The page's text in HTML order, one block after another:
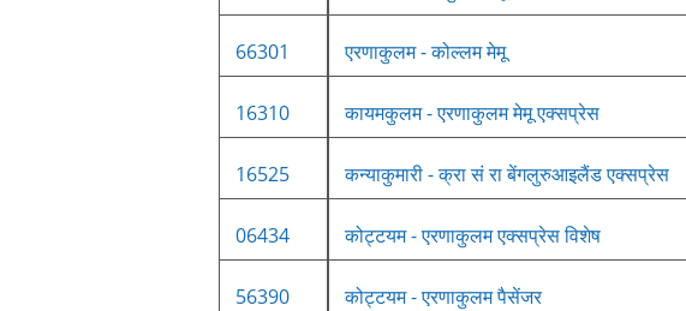
66301 एरणाकुलम - कोल्लम मेमू
16310 कायमकुलम - एरणाकुलम मेमू एक्सप्रेस
16525 कन्याकुमारी - क्रा सं रा बेंगलुरुआइलैंड एक्सप्रेस
06434 कोट्टयम - एरणाकुलम एक्सप्रेस विशेष
56390 कोट्टयम - एरणाकुलम पैसेंजर